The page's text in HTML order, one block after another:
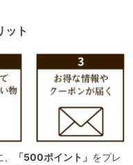
ット
「500ポイント」 をプレ